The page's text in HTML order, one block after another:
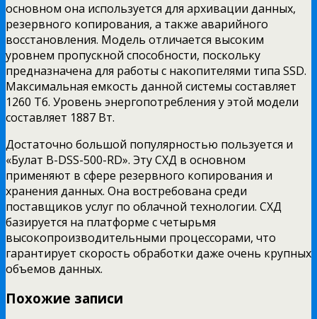
основном она используется для архивации данных,
резервного копирования, а также аварийного
восстановления. Модель отличается высоким
уровнем пропускной способности, поскольку
предназначена для работы с накопителями типа SSD.
Максимальная емкость данной системы составляет
1260 Тб. Уровень энергопотребления у этой модели
составляет 1887 Вт.
Достаточно большой популярностью пользуется и
«Булат B-DSS-500-RD». Эту СХД в основном
применяют в сфере резервного копирования и
хранения данных. Она востребована среди
поставщиков услуг по облачной технологии. СХД
базируется на платформе с четырьмя
высокопроизводительными процессорами, что
гарантирует скорость обработки даже очень крупных
объемов данных.
Похожие записи